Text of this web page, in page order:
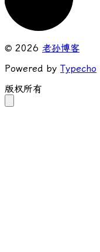
© 2026 老孙博客
Powered by Typecho
版权所有